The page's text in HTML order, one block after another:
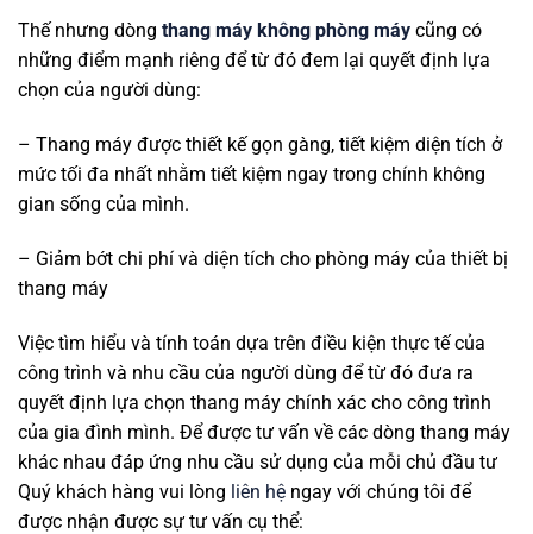
Thế nhưng dòng thang máy không phòng máy cũng có
những điểm mạnh riêng để từ đó đem lại quyết định lựa
chọn của người dùng:
– Thang máy được thiết kế gọn gàng, tiết kiệm diện tích ở
mức tối đa nhất nhằm tiết kiệm ngay trong chính không
gian sống của mình.
– Giảm bớt chi phí và diện tích cho phòng máy của thiết bị
thang máy
Việc tìm hiểu và tính toán dựa trên điều kiện thực tế của
công trình và nhu cầu của người dùng để từ đó đưa ra
quyết định lựa chọn thang máy chính xác cho công trình
của gia đình mình. Để được tư vấn về các dòng thang máy
khác nhau đáp ứng nhu cầu sử dụng của mỗi chủ đầu tư
Quý khách hàng vui lòng liên hệ ngay với chúng tôi để
được nhận được sự tư vấn cụ thể: